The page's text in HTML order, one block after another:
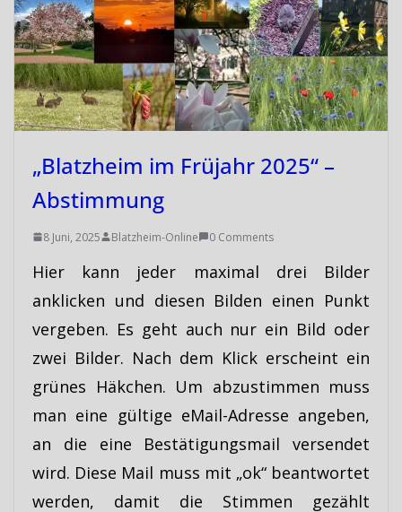
„Blatzheim im Früjahr 2025“ –
Abstimmung
8 Juni, 2025 Blatzheim-Online 0 Comments
Hier kann jeder maximal drei Bilder
anklicken und diesen Bilden einen Punkt
vergeben. Es geht auch nur ein Bild oder
zwei Bilder. Nach dem Klick erscheint ein
grünes Häkchen. Um abzustimmen muss
man eine gültige eMail-Adresse angeben,
an die eine Bestätigungsmail versendet
wird. Diese Mail muss mit „ok“ beantwortet
werden, damit die Stimmen gezählt